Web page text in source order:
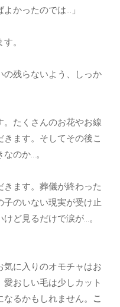
かったのでは…」
。
の残らないよう、しっか
。たくさんのお花やお線
ます。そしてその後こ
のか…。
ます。葬儀が終わった
子のいない現実が受け止
ど見るだけで涙が…。
に入りのオモチャはお
おしい毛は少しカット
るかもしれません。 こ